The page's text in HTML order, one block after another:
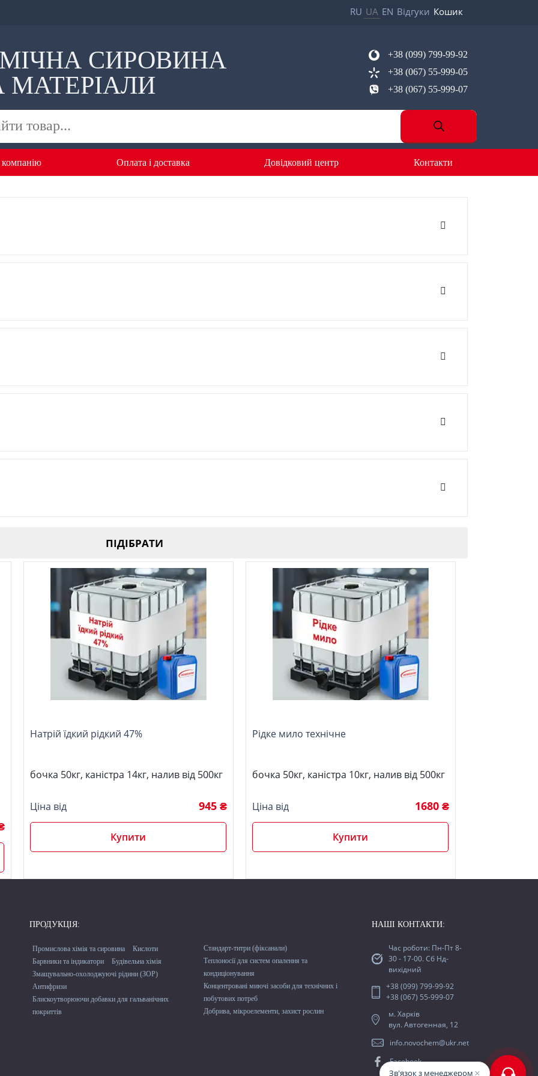
RU UA EN Відгуки Кошик
СИРОВИНА
МАТЕРІАЛИ
+38 (099) 799-99-92
+38 (067) 55-999-05
+38 (067) 55-999-07
Оплата i доставка Довідковий центр Контакти
ПІДІБРАТИ
Натрій їдкий рідкий 47%
бочка 50кг, каністра 14кг, налив від 500кг
Ціна від 945 ₴
Купити
Рідке мило технічне
бочка 50кг, каністра 10кг, налив від 500кг
Ціна від 1680 ₴
Купити
ПРОДУКЦІЯ:
Промислова хімія та сировина
Кислоти
Барвники та індикатори
Будівельна хімія
Змащувально-охолоджуючі рідини (ЗОР)
Антифризи
Блискоутворюючи добавки для гальванічних
покриттів
Стандарт-титри (фіксанали)
Теплоносії для систем опалення та
кондиціонування
Концентровані миючі засоби для технічних і
побутових потреб
Добрива, мікроелементи, захист рослин
НАШІ КОНТАКТИ:
Час роботи: Пн-Пт 8-
30 - 17-00. Сб Нд-
вихідний
+38 (099) 799-99-92
+38 (067) 55-999-07
м. Харків
вул. Автогенная, 12
info.novochem@ukr.net
Facebook
Зв'язок з менеджером ×